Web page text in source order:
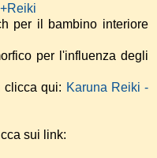
per il bambino interiore
per l'influenza degli
clicca qui: Karuna Reiki -
sui link: